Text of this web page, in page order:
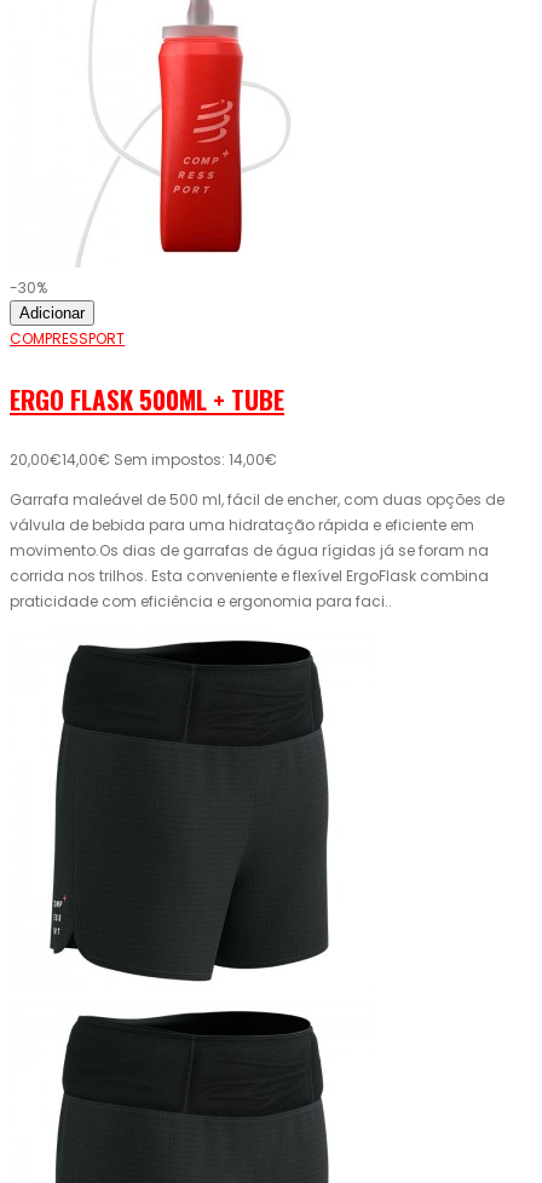
-30%
Adicionar
COMPRESSPORT
ERGO FLASK 500ML + TUBE
20,00€14,00€ Sem impostos: 14,00€
Garrafa maleável de 500 ml, fácil de encher, com duas opções de
válvula de bebida para uma hidratação rápida e eficiente em
movimento.Os dias de garrafas de água rígidas já se foram na
corrida nos trilhos. Esta conveniente e flexível ErgoFlask combina
praticidade com eficiência e ergonomia para faci..